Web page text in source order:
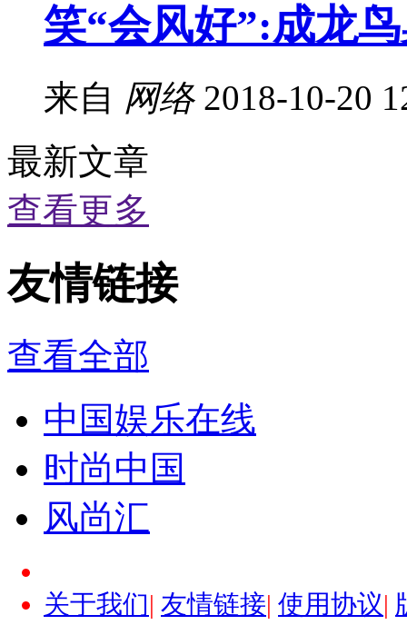
笑“会风好”:成龙
来自 网络 2018-10-20
最新文章
查看更多
友情链接
查看全部
中国娱乐在线
时尚中国
风尚汇
关于我们| 友情链接| 使用协议|